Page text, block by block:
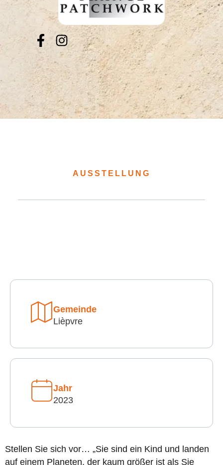
AUSSTELLUNG
Gemeinde
Lièpvre
Jahr
2023
Stellen Sie sich vor… „Sie sind ein Kind und landen
auf einem Planeten, der kaum größer ist als Sie